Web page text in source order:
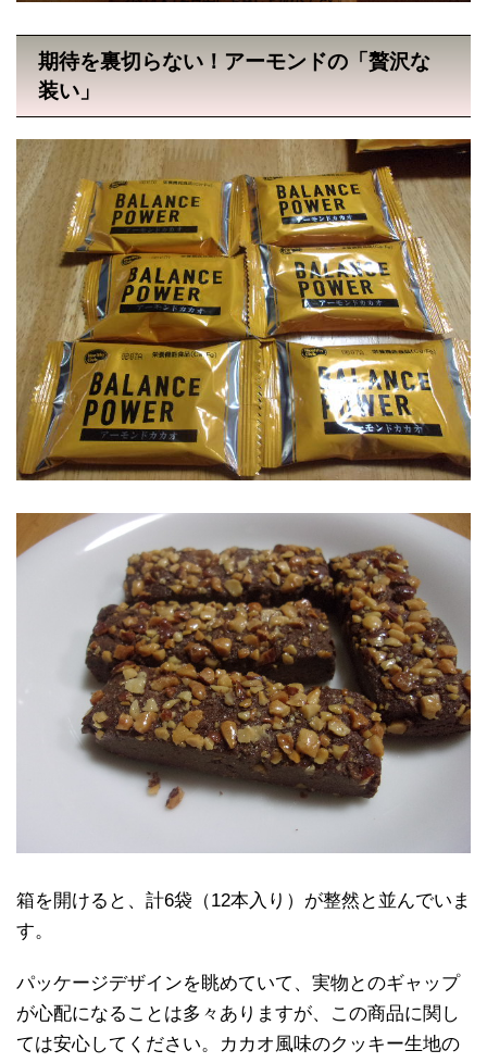
期待を裏切らない！アーモンドの「贅沢な
装い」
箱を開けると、計6袋（12本入り）が整然と並んでいま
す。
パッケージデザインを眺めていて、実物とのギャップ
が心配になることは多々ありますが、この商品に関し
ては安心してください。カカオ風味のクッキー生地の